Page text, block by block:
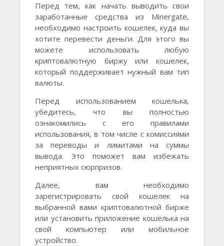
Перед тем, как начать выводить свои
заработанные средства из Minergate,
необходимо настроить кошелек, куда вы
хотите перевести деньги. Для этого вы
можете использовать любую
криптовалютную биржу или кошелек,
который поддерживает нужный вам тип
валюты.
Перед использованием кошелька,
убедитесь, что вы полностью
ознакомились с его правилами
использования, в том числе с комиссиями
за переводы и лимитами на суммы
вывода. Это поможет вам избежать
неприятных сюрпризов.
Далее, вам необходимо
зарегистрировать свой кошелек на
выбранной вами криптовалютной бирже
или установить приложение кошелька на
свой компьютер или мобильное
устройство.